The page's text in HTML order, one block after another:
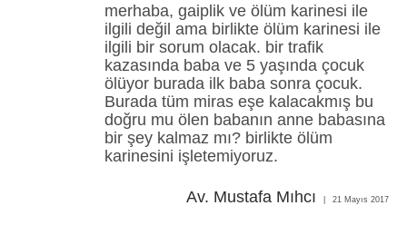
merhaba, gaiplik ve ölüm karinesi ile
ilgili değil ama birlikte ölüm karinesi ile
ilgili bir sorum olacak. bir trafik
kazasında baba ve 5 yaşında çocuk
ölüyor burada ilk baba sonra çocuk.
Burada tüm miras eşe kalacakmış bu
doğru mu ölen babanın anne babasına
bir şey kalmaz mı? birlikte ölüm
karinesini işletemiyoruz.
Av. Mustafa Mıhcı 21 Mayıs 2017